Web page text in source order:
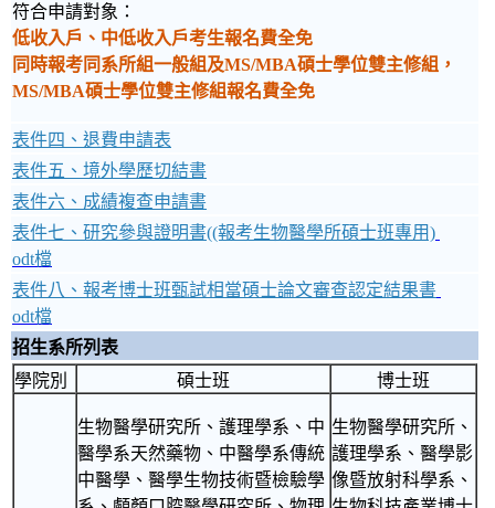
符合申請對象：
低收入戶、中低收入戶考生報名費全免
同時報考同系所組一般組及MS/MBA碩士學位雙主修組，
MS/MBA碩士學位雙主修組報名費全免
表件四、退費申請表
表件五、境外學歷切結書
表件六、成績複查申請書
表件七、研究參與證明書((報考生物醫學所碩士班專用)
odt檔
表件八、報考博士班甄試相當碩士論文審查認定結果書
odt檔
招生系所列表
學院別
碩士班 博士班
生物醫學研究所、護理學系、中
醫學系天然藥物、中醫學系傳統
中醫學、醫學生物技術暨檢驗學
生物醫學研究所、
護理學系、醫學影
像暨放射科學系、